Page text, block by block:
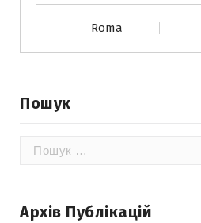
Roma
Пошук
Пошук:
Архів Публікацій